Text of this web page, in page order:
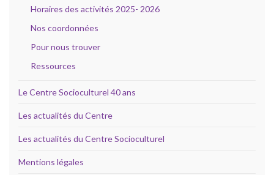
Horaires des activités 2025- 2026
Nos coordonnées
Pour nous trouver
Ressources
Le Centre Socioculturel 40 ans
Les actualités du Centre
Les actualités du Centre Socioculturel
Mentions légales